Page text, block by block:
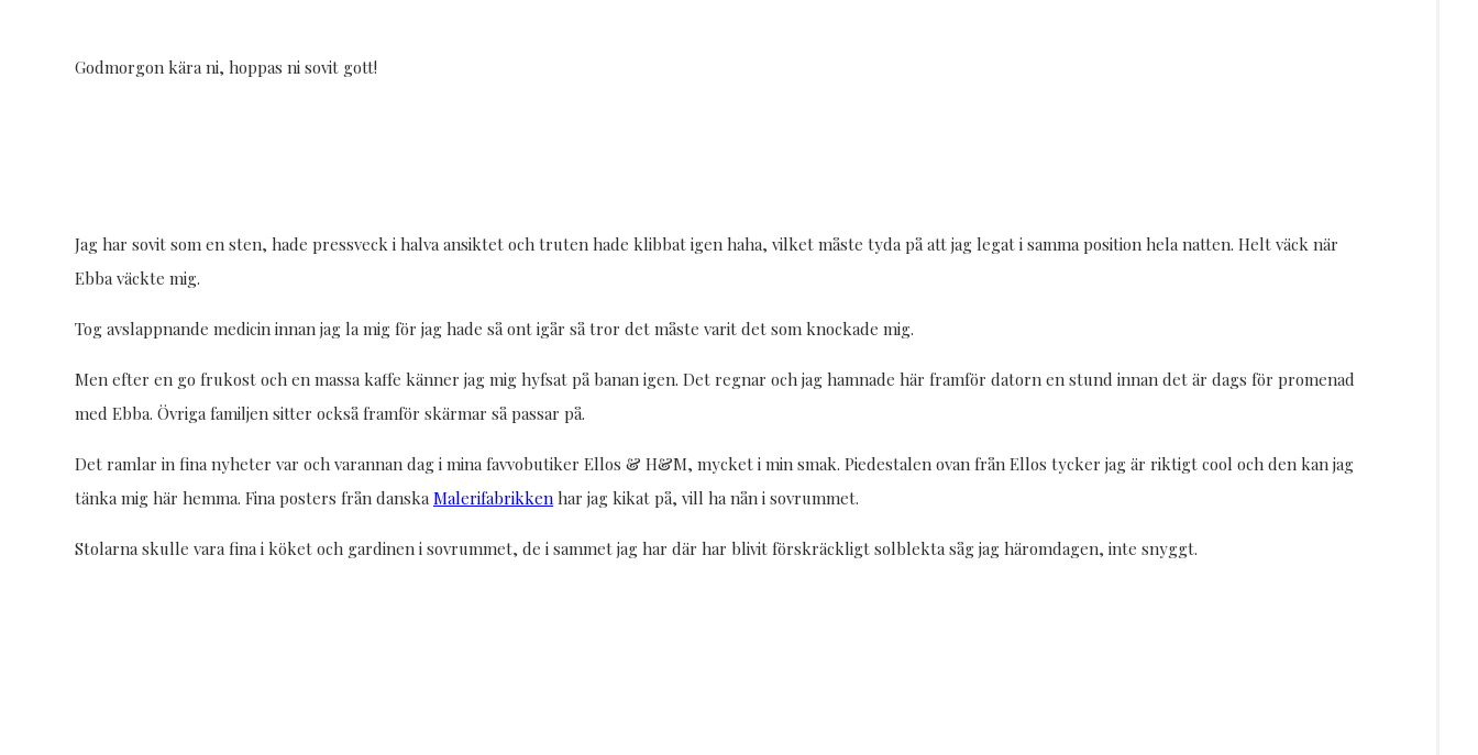
Godmorgon kära ni, hoppas ni sovit gott!
Jag har sovit som en sten, hade pressveck i halva ansiktet och truten hade klibbat igen haha, vilket måste tyda på att jag legat i samma position hela natten. Helt väck när
Ebba väckte mig.
Tog avslappnande medicin innan jag la mig för jag hade så ont igår så tror det måste varit det som knockade mig.
Men efter en go frukost och en massa kaffe känner jag mig hyfsat på banan igen. Det regnar och jag hamnade här framför datorn en stund innan det är dags för promenad
med Ebba. Övriga familjen sitter också framför skärmar så passar på.
Det ramlar in fina nyheter var och varannan dag i mina favvobutiker Ellos & H&M, mycket i min smak. Piedestalen ovan från Ellos tycker jag är riktigt cool och den kan jag
tänka mig här hemma. Fina posters från danskaMalerifabrikken har jag kikat på, vill ha nån i sovrummet.
Stolarna skulle vara fina i köket och gardinen i sovrummet, de i sammet jag har där har blivit förskräckligt solblekta såg jag häromdagen, inte snyggt.